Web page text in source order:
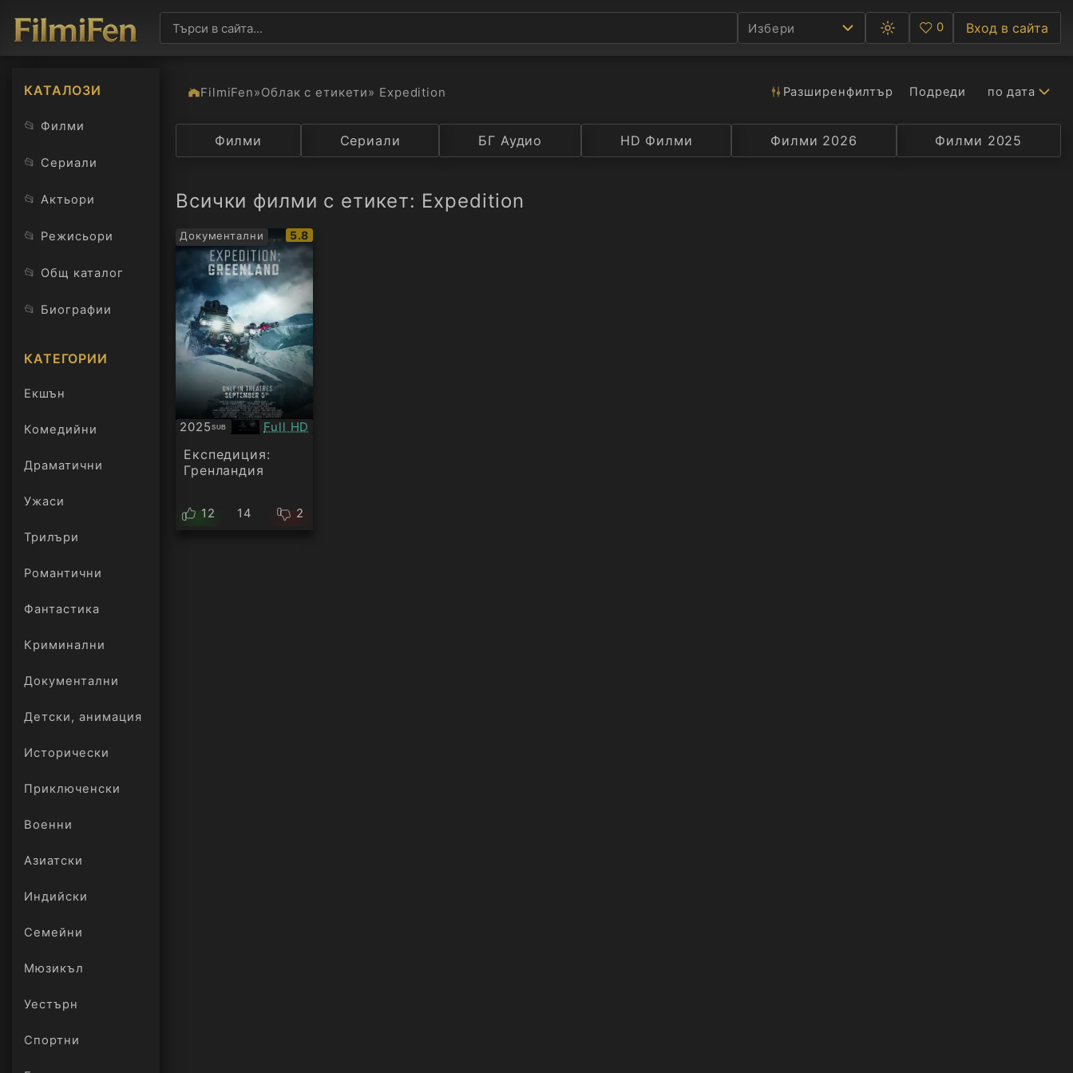
Избери
Превключване
между
светла
Любими
0 Вход в сайта
КАТАЛОЗИ
📂 Филми
📂 Сериали
📂 Актьори
📂 Режисьори
📂 Общ каталог
📂 Биографии
КАТЕГОРИИ
Екшън
Комедийни
Драматични
Ужаси
Трилъри
онлайн
Романтични
Фантастика
Криминални
Документални
Детски, анимация
Исторически
Приключенски
Военни
Азиатски
Индийски
Семейни
Мюзикъл
Уестърн
Спортни
FilmiFen»Облак с етикети» Expedition Разширенфилтър Подреди по дата
Категория Държава Рейтинг Селекция Превод Актьор
Филми Сериали БГ Аудио HD Филми Филми 2026 Филми 2025
Всички филми с етикет: Expedition
Документални
IMDb
рейтинг:
5.8
2025SUB
Субтитри Качество:
Full HD
Експедиция:
Гренландия
12 14 2